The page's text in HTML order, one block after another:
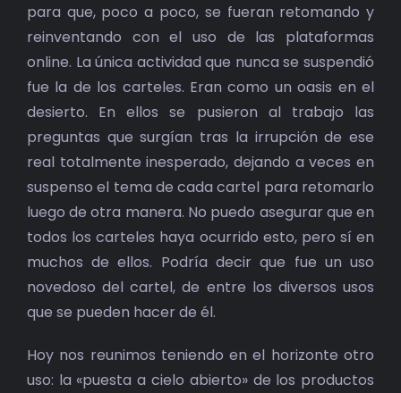
CONTACTO
para que, poco a poco, se fueran retomando y
reinventando con el uso de las plataformas
online. La única actividad que nunca se suspendió
fue la de los carteles. Eran como un oasis en el
desierto. En ellos se pusieron al trabajo las
preguntas que surgían tras la irrupción de ese
real totalmente inesperado, dejando a veces en
suspenso el tema de cada cartel para retomarlo
luego de otra manera. No puedo asegurar que en
todos los carteles haya ocurrido esto, pero sí en
muchos de ellos. Podría decir que fue un uso
novedoso del cartel, de entre los diversos usos
que se pueden hacer de él.
Hoy nos reunimos teniendo en el horizonte otro
uso: la «puesta a cielo abierto» de los productos